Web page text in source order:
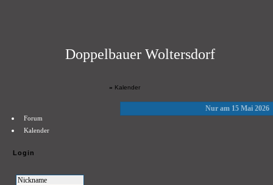
Doppelbauer Woltersdorf
» Kalender
Forum
Kalender
Login
Nur am 15 Mai 2026